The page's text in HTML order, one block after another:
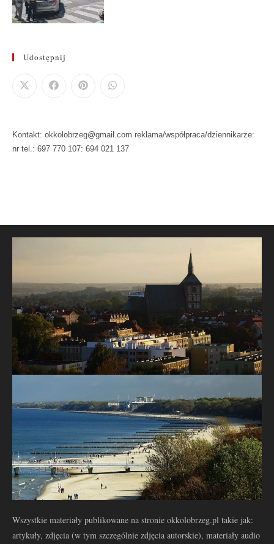
Udostępnij
Kontakt: okkolobrzeg@gmail.com reklama/współpraca/dziennikarze:
nr tel.: 697 770 107: 694 021 137
Wszystkie materiały publikowane na stronie okkolobrzeg.pl takie jak:
artykuły, zdjęcia (w tym szczególnie zdjęcia autorskie), materiały audio